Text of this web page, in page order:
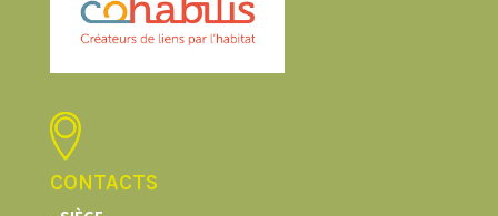
CONTACTS